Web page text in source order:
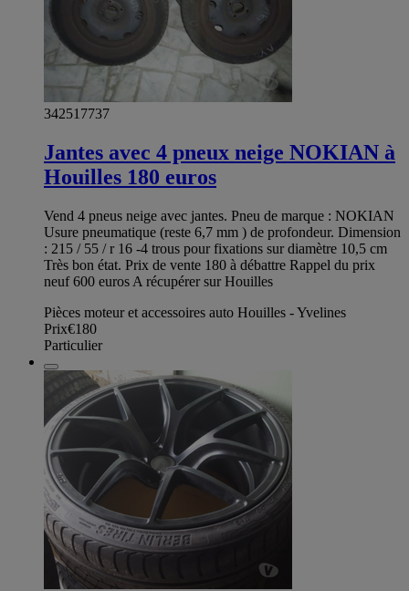
342517737
Jantes avec 4 pneux neige NOKIAN à
Houilles 180 euros
Vend 4 pneus neige avec jantes. Pneu de marque : NOKIAN
Usure pneumatique (reste 6,7 mm ) de profondeur. Dimension
: 215 / 55 / r 16 -4 trous pour fixations sur diamètre 10,5 cm
Très bon état. Prix de vente 180 à débattre Rappel du prix
neuf 600 euros A récupérer sur Houilles
Pièces moteur et accessoires auto Houilles - Yvelines
Prix€180
Particulier